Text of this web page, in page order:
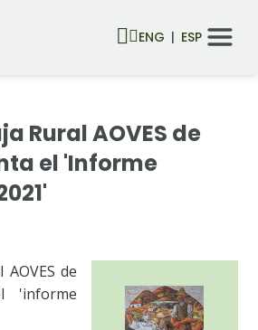
ENG ESP
Rural AOVES de
el 'Informe
de
'informe